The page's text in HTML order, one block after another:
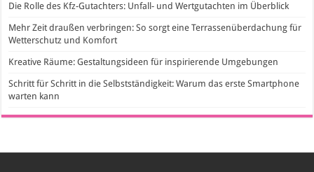
Die Rolle des Kfz-Gutachters: Unfall- und Wertgutachten im Überblick
Mehr Zeit draußen verbringen: So sorgt eine Terrassenüberdachung für
Wetterschutz und Komfort
Kreative Räume: Gestaltungsideen für inspirierende Umgebungen
Schritt für Schritt in die Selbstständigkeit: Warum das erste Smartphone
warten kann